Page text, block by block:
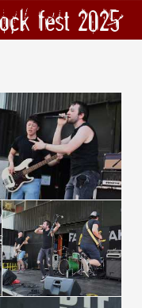
fest 2025